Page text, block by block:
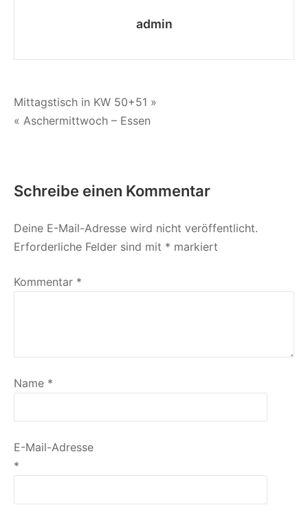
admin
Beitragsnavigation
Mittagstisch in KW 50+51 »
« Aschermittwoch – Essen
Schreibe einen Kommentar
Deine E-Mail-Adresse wird nicht veröffentlicht.
Erforderliche Felder sind mit * markiert
Kommentar *
Name *
E-Mail-Adresse
*